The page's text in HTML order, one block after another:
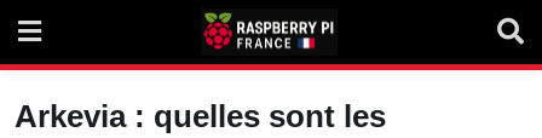
content
Arkevia : quelles sont les